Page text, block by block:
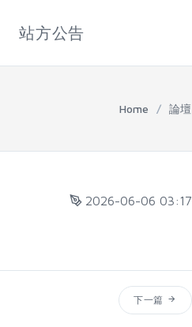
站方公告
Home / 論壇
2026-06-06 03:17
下一篇